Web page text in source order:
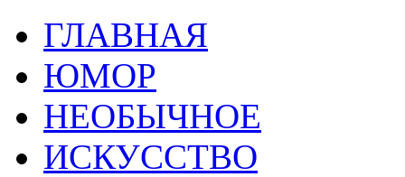
ГЛАВНАЯ
ЮМОР
НЕОБЫЧНОЕ
ИСКУССТВО